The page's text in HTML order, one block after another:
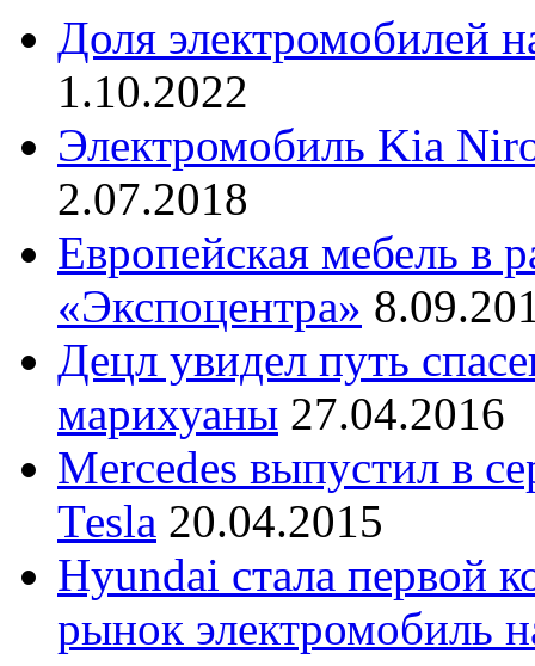
Доля электромобилей
1.10.2022
Электромобиль Kia
2.07.2018
Европейская мебель в
«Экспоцентра»
Децл увидел путь
марихуаны 27.04.2016
Mercedes выпустил в
Теsla 20.04.2015
Hyundai стала первой
рынок электромобиль